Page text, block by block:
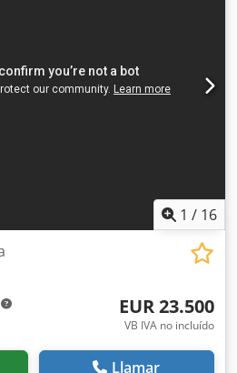
1 / 16
EUR 23.500
VB IVA no incluído
Llamar